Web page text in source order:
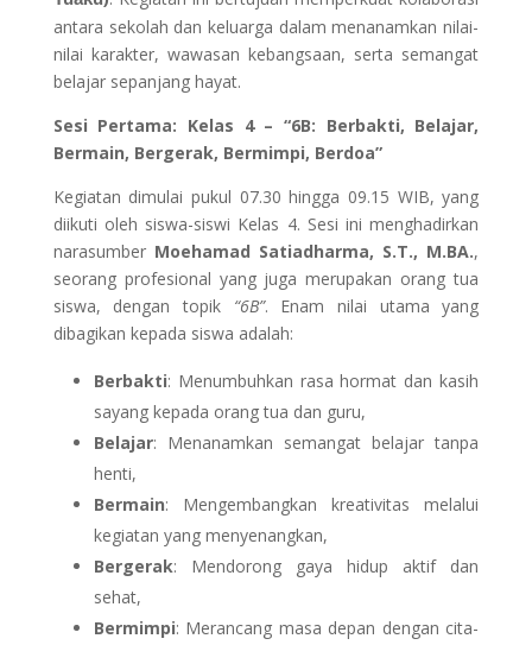
antara sekolah dan keluarga dalam menanamkan nilai-
nilai karakter, wawasan kebangsaan, serta semangat
belajar sepanjang hayat.
Sesi Pertama: Kelas 4 – “6B: Berbakti, Belajar,
Bermain, Bergerak, Bermimpi, Berdoa”
Kegiatan dimulai pukul 07.30 hingga 09.15 WIB, yang
diikuti oleh siswa-siswi Kelas 4. Sesi ini menghadirkan
narasumber Moehamad Satiadharma, S.T., M.BA.,
seorang profesional yang juga merupakan orang tua
siswa, dengan topik “6B”. Enam nilai utama yang
dibagikan kepada siswa adalah:
Berbakti: Menumbuhkan rasa hormat dan kasih
sayang kepada orang tua dan guru,
Belajar: Menanamkan semangat belajar tanpa
henti,
Bermain: Mengembangkan kreativitas melalui
kegiatan yang menyenangkan,
Bergerak: Mendorong gaya hidup aktif dan
sehat,
Bermimpi: Merancang masa depan dengan cita-